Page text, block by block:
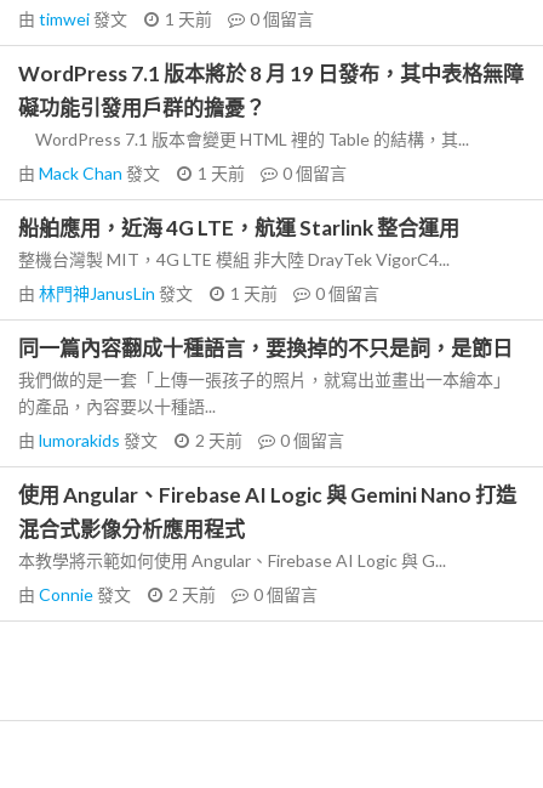
由 timwei發文 1 天前 0個留言
WordPress 7.1 版本將於 8 月 19 日發布，其中表格無障
礙功能引發用戶群的擔憂？
WordPress 7.1 版本會變更 HTML 裡的 Table 的結構，其...
由 Mack Chan 發文 1 天前 0個留言
船舶應用，近海 4G LTE，航運 Starlink 整合運用
整機台灣製 MIT，4G LTE 模組 非大陸 DrayTek VigorC4...
由 林門神JanusLin 發文 1 天前 0個留言
同一篇內容翻成十種語言，要換掉的不只是詞，是節日
我們做的是一套「上傳一張孩子的照片，就寫出並畫出一本繪本」
的產品，內容要以十種語...
由 lumorakids 發文 2 天前 0個留言
使用 Angular、Firebase AI Logic 與 Gemini Nano 打造
混合式影像分析應用程式
本教學將示範如何使用 Angular、Firebase AI Logic 與 G...
由 Connie發文 2 天前 0個留言